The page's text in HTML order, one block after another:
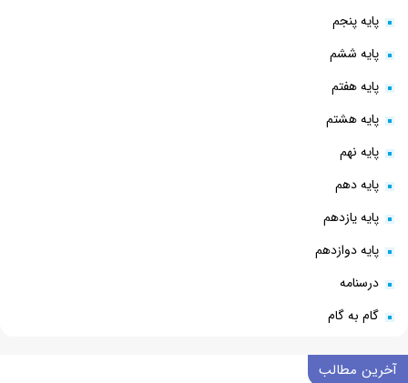
پایه پنجم
پایه ششم
پایه هفتم
پایه هشتم
پایه نهم
پایه دهم
پایه یازدهم
پایه دوازدهم
درسنامه
گام به گام
آخرین مطالب